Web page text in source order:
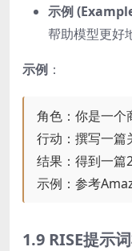
示例
帮助模型更好
示例 ：
角色：你是一个
行动：撰写一篇
结果：得到一篇
示例：参考
1.9 RISE提示